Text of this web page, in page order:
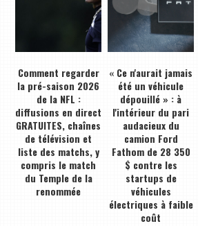
Comment regarder
la pré-saison 2026
de la NFL :
diffusions en direct
GRATUITES, chaînes
de télévision et
liste des matchs, y
compris le match
du Temple de la
renommée
« Ce n'aurait jamais
été un véhicule
dépouillé » : à
l'intérieur du pari
audacieux du
camion Ford
Fathom de 28 350
$ contre les
startups de
véhicules
électriques à faible
coût